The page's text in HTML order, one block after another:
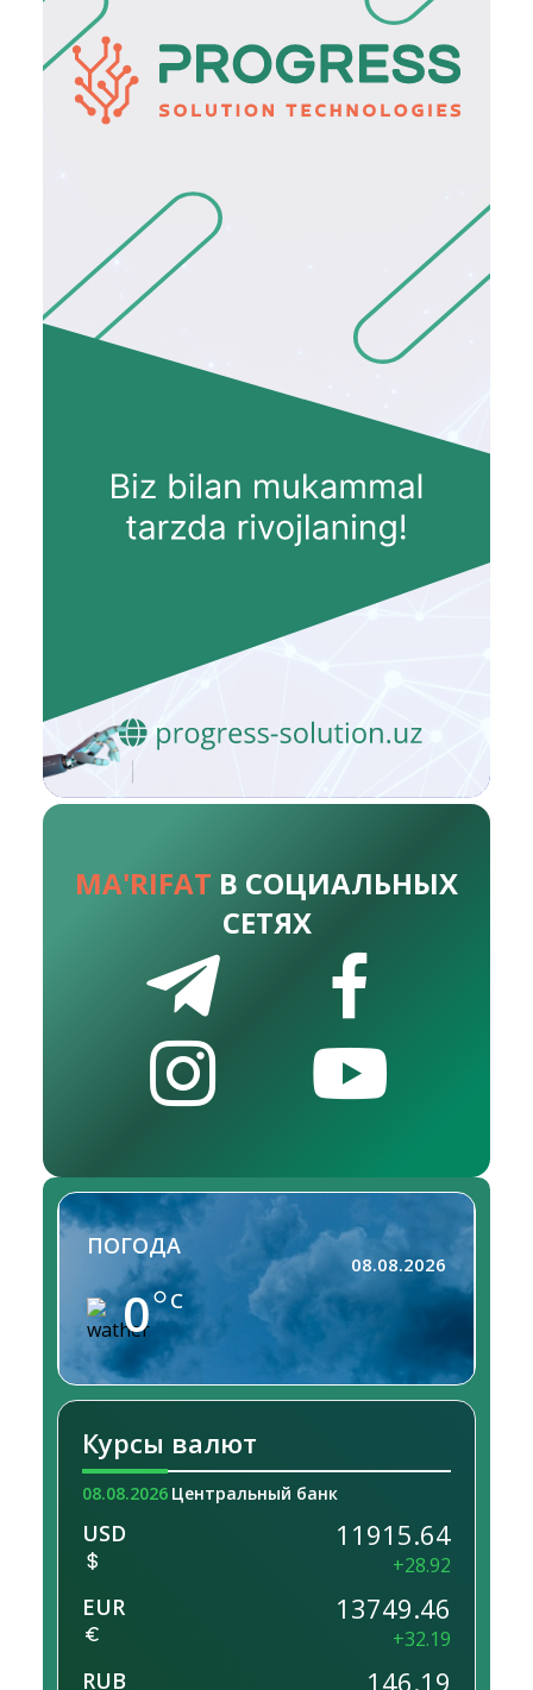
MA'RIFAT В СОЦИАЛЬНЫХ
СЕТЯХ
ПОГОДА
0 C
08.08.2026
Курсы валют
08.08.2026 Центральный банк
USD 11915.64
+28.92
EUR 13749.46
+32.19
RUB 146.19